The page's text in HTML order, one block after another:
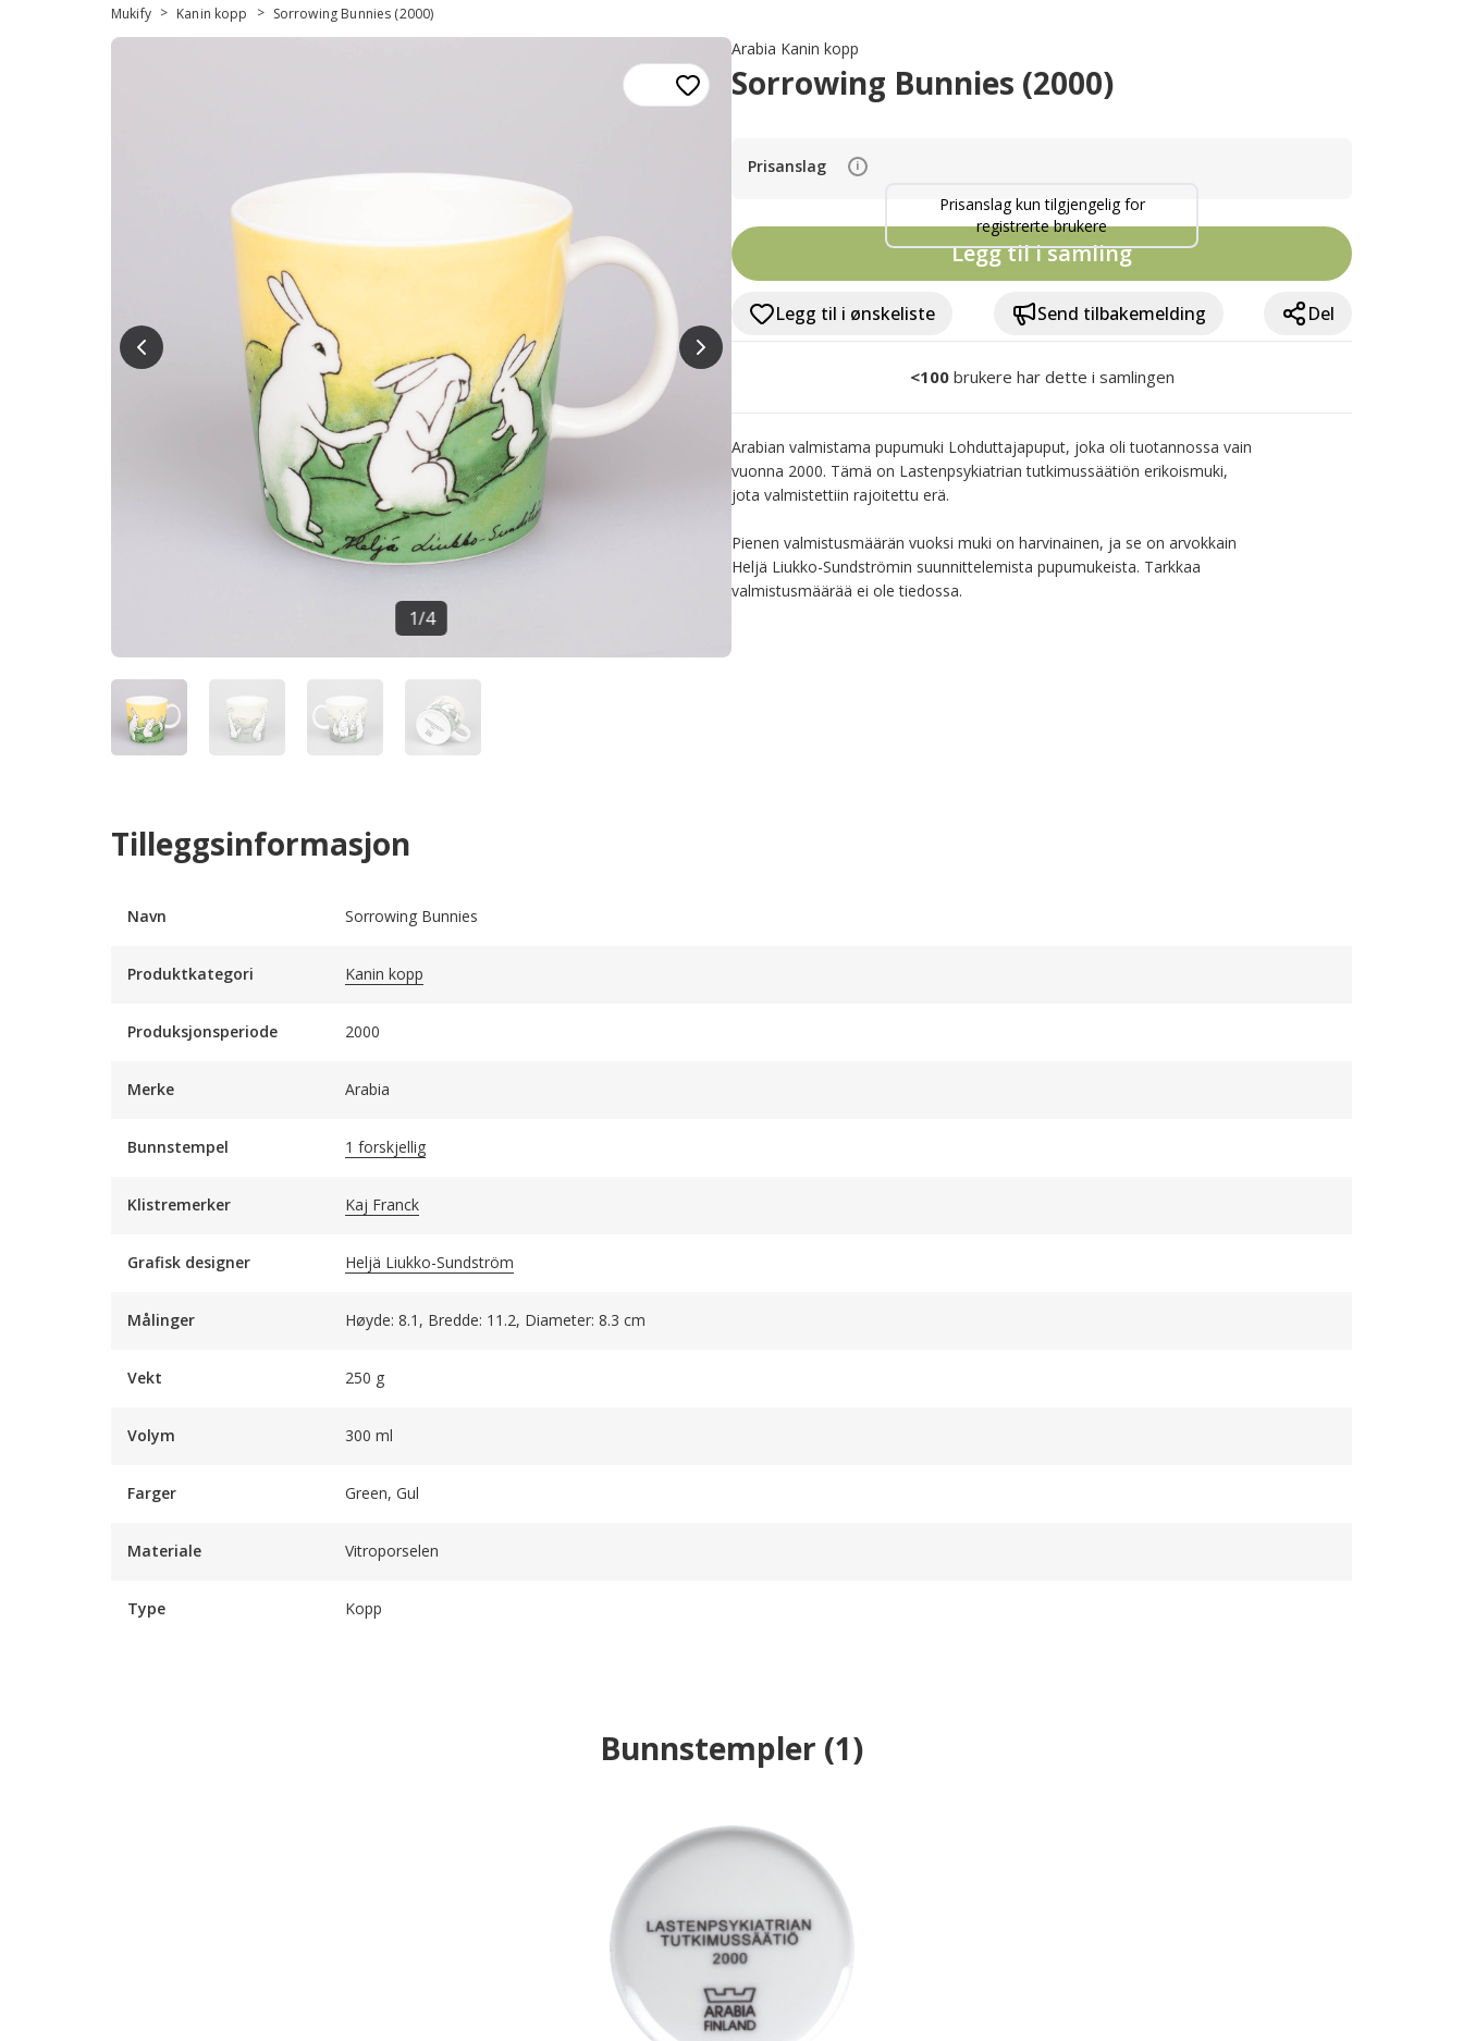
Mukify > Kanin kopp > Sorrowing Bunnies (2000)
1/4
Arabia Kanin kopp
Sorrowing Bunnies (2000)
Prisanslag i
Prisanslag kun tilgjengelig for
registrerte brukere
Legg til i samling
Legg til i ønskeliste Send tilbakemelding Del
<100 brukere har dette i samlingen
Arabian valmistama pupumuki Lohduttajapuput, joka oli tuotannossa vain
vuonna 2000. Tämä on Lastenpsykiatrian tutkimussäätiön erikoismuki,
jota valmistettiin rajoitettu erä.
Pienen valmistusmäärän vuoksi muki on harvinainen, ja se on arvokkain
Heljä Liukko-Sundströmin suunnittelemista pupumukeista. Tarkkaa
valmistusmäärää ei ole tiedossa.
Tilleggsinformasjon
Navn Sorrowing Bunnies
Produktkategori Kanin kopp
Produksjonsperiode 2000
Merke Arabia
Bunnstempel 1 forskjellig
Klistremerker Kaj Franck
Grafisk designer Heljä Liukko-Sundström
Målinger Høyde: 8.1, Bredde: 11.2, Diameter: 8.3 cm
Vekt 250 g
Volym 300 ml
Farger Green, Gul
Materiale Vitroporselen
Type Kopp
Bunnstempler (1)